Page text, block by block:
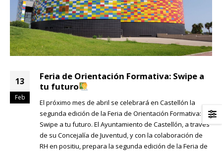
13
Feb
Feria de Orientación Formativa: Swipe a
tu futuro
El próximo mes de abril se celebrará en Castellón la
segunda edición de la Feria de Orientación Formativa:
Swipe a tu futuro. El Ayuntamiento de Castellón, a través
de su Concejalía de Juventud, y con la colaboración de
RH en positiu, prepara la segunda edición de la Feria de